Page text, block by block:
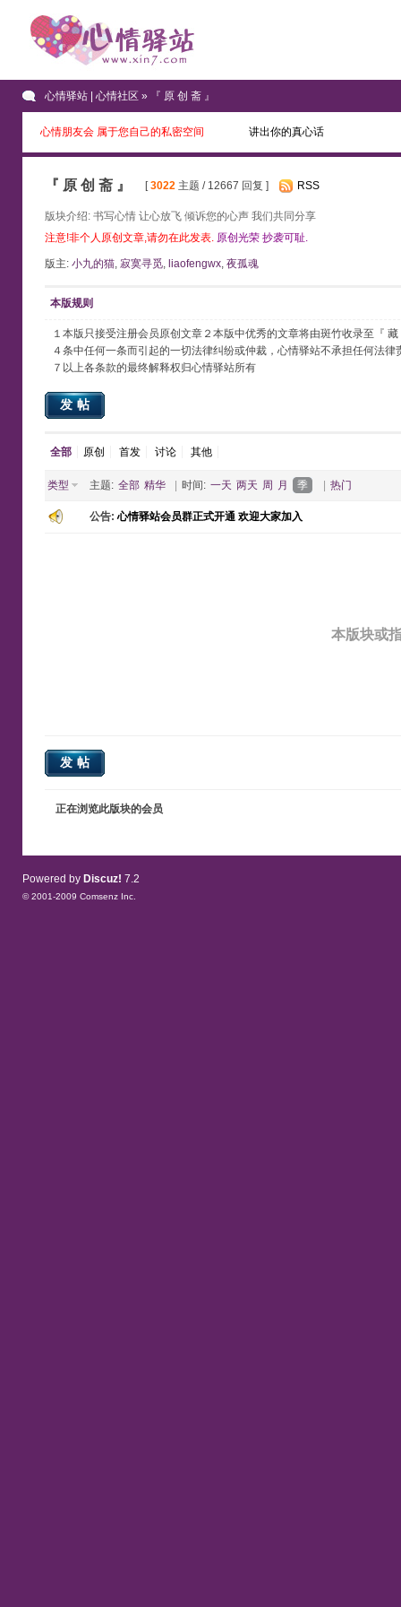
心情驿站 | 心情社区 » 『 原 创 斋 』
心情朋友会 属于您自己的私密空间 讲出你的真心话
『 原 创 斋 』 [3022主题 / 12667 回复 ] RSS
版块介绍: 书写心情 让心放飞 倾诉您的心声 我们共同分享
注意!非个人原创文章,请勿在此发表. 原创光荣 抄袭可耻.
版主: 小九的猫, 寂寞寻觅, liaofengwx, 夜孤魂
本版规则
１本版只接受注册会员原创文章２本版中优秀的文章将由斑竹收录至『
４条中任何一条而引起的一切法律纠纷或仲裁，心情驿站不承担任何法
７以上各条款的最终解释权归心情驿站所有
发帖
全部 原创 首发 讨论 其他
类型 主题: 全部 精华 时间: 一天 两天 周 月 季 热门
公告:心情驿站会员群正式开通 欢迎大家加入
本版块或
发帖
正在浏览此版块的会员
Powered by Discuz! 7.2
© 2001-2009 Comsenz Inc.